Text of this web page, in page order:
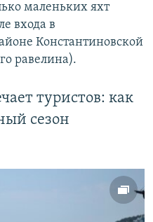
маленьких яхт
входа в
Константиновской
равелина).
туристов: как
сезон